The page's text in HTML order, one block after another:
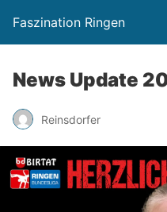
Faszination Ringen
News Update
Reinsdorfer